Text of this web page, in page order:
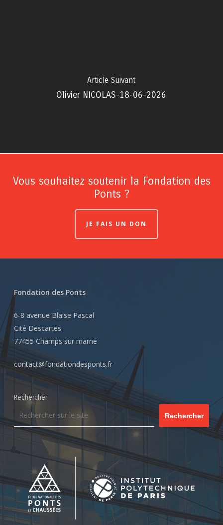
Article Suivant
Olivier NICOLAS-18-06-2026
Vous souhaitez soutenir la Fondation des
Ponts ?
JE FAIS UN DON
Fondation des Ponts
6-8 avenue Blaise Pascal
Cité Descartes
77455 Champs sur marne
contact@fondationdesponts.fr
Rechercher
Rechercher